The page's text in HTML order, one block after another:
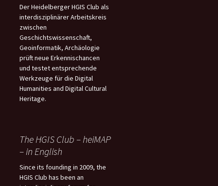
Der Heidelberger HGIS Club als
interdisziplinärer Arbeitskreis
zwischen
Geschichtswissenschaft,
Geoinformatik, Archäologie
prüft neue Erkennischancen
und testet entsprechende
Werkzeuge für die Digital
Humanities and Digital Cultural
Heritage.
The HGIS Club – heiMAP
– in English
Since its founding in 2009, the
HGIS Club has been an